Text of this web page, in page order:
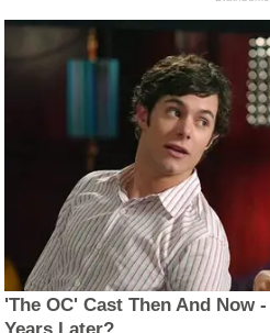
'The OC' Cast Then And Now